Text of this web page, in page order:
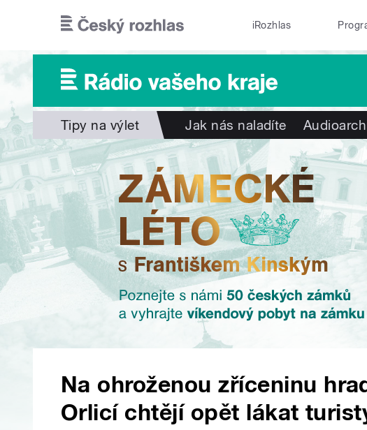
iRozhlas
Tipy na výlet Jak nás naladíte
Na ohroženou zříceninu
Orlicí chtějí opět lákat